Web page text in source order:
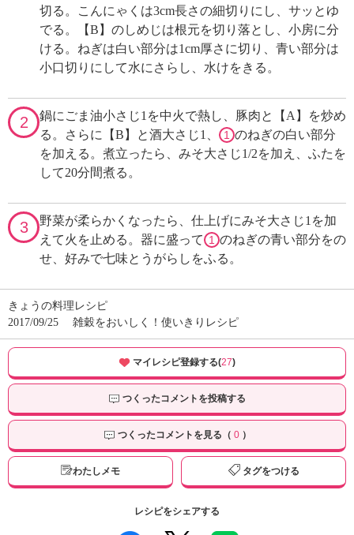
切る。こんにゃくは3cm長さの細切りにし、サッとゆ
でる。【B】のしめじは根元を切り落とし、小房に分
ける。ねぎは白い部分は1cm厚さに切り、青い部分は
小口切りにして水にさらし、水けをきる。
2
鍋にごま油小さじ1を中火で熱し、豚肉と【A】を炒め
る。さらに【B】と酒大さじ1、
1 のねぎの白い部分
を加える。煮立ったら、みそ大さじ1/2を加え、ふたを
して20分間煮る。
3
野菜が柔らかくなったら、仕上げにみそ大さじ1を加
えて火を止める。器に盛って 1 のねぎの青い部分をの
せ、好みで七味とうがらしをふる。
きょうの料理レシピ
2017/09/25
雑穀をおいしく！使いきりレシピ
マイレシピ登録する(27)
つくったコメントを投稿する
つくったコメントを見る（ 0）
わたしメモ タグをつける
レシピをシェアする